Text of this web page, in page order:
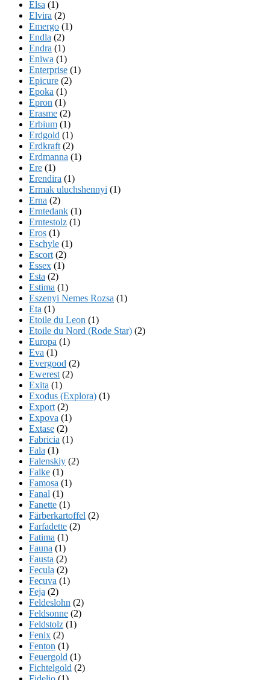
Elsa (1)
Elvira (2)
Emergo (1)
Endla (2)
Endra (1)
Eniwa (1)
Enterprise (1)
Epicure (2)
Epoka (1)
Epron (1)
Erasme (2)
Erbium (1)
Erdgold (1)
Erdkraft (2)
Erdmanna (1)
Ere (1)
Erendira (1)
Ermak uluchshennyi (1)
Erna (2)
Erntedank (1)
Erntestolz (1)
Eros (1)
Eschyle (1)
Escort (2)
Essex (1)
Esta (2)
Estima (1)
Eszenyi Nemes Rozsa (1)
Eta (1)
Etoile du Leon (1)
Etoile du Nord (Rode Star) (2)
Europa (1)
Eva (1)
Evergood (2)
Ewerest (2)
Exita (1)
Exodus (Explora) (1)
Export (2)
Expova (1)
Extase (2)
Fabricia (1)
Fala (1)
Falenskiy (2)
Falke (1)
Famosa (1)
Fanal (1)
Fanette (1)
Färberkartoffel (2)
Farfadette (2)
Fatima (1)
Fauna (1)
Fausta (2)
Fecula (2)
Fecuva (1)
Feja (2)
Feldeslohn (2)
Feldsonne (2)
Feldstolz (1)
Fenix (2)
Fenton (1)
Feuergold (1)
Fichtelgold (2)